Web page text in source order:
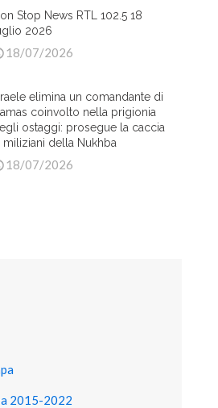
Stop News RTL 102.5 18
2026
18/07/2026
elimina un comandante di
coinvolto nella prigionia
ostaggi: prosegue la caccia
miliziani della Nukhba
18/07/2026
2015-2022